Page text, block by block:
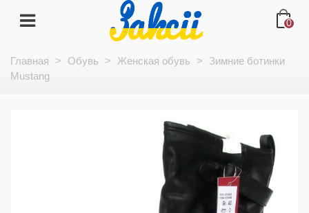
0
Главная > Обувь > Женская обувь >
Зимние ботинки
Mustang